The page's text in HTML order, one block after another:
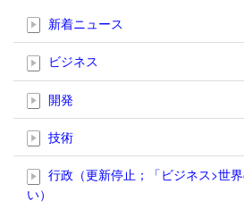
新着ニュース
ビジネス
開発
技術
行政（更新停止；「ビジネス>世
い）